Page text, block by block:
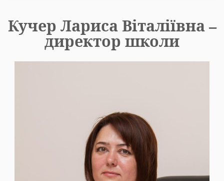
Кучер Лариса Віталіївна –
директор школи